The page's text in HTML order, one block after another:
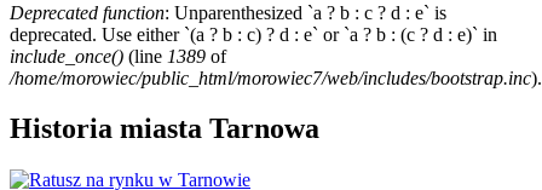
Deprecated function: Unparenthesized `a ? b : c ? d : e` is
deprecated. Use either `(a ? b : c) ? d : e` or `a ? b : (c ? d : e)` in
include_once() (line 1389 of
/home/morowiec/public_html/morowiec7/web/includes/bootstrap.inc).
Historia miasta Tarnowa